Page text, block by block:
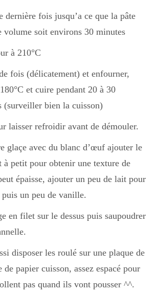
dernière fois jusqu’a ce que la pâte
volume soit environs 30 minutes
à 210°C
fois (délicatement) et enfourner,
et cuire pendant 20 à 30
(surveiller bien la cuisson)
laisser refroidir avant de démouler.
glaçe avec du blanc d’œuf ajouter le
petit pour obtenir une texture de
épaisse, ajouter un peu de lait pour
un peu de vanille.
en filet sur le dessus puis saupoudrer
disposer les roulé sur une plaque de
papier cuisson, assez espacé pour
pas quand ils vont pousser ^^.